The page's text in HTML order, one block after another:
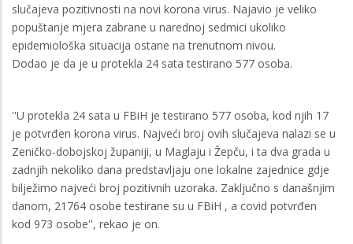
slučajeva pozitivnosti na novi korona virus. Najavio je veliko
popuštanje mjera zabrane u narednoj sedmici ukoliko
epidemiološka situacija ostane na trenutnom nivou.
Dodao je da je u protekla 24 sata testirano 577 osoba.
''U protekla 24 sata u FBiH je testirano 577 osoba, kod njih 17
je potvrđen korona virus. Najveći broj ovih slučajeva nalazi se u
Zeničko-dobojskoj županiji, u Maglaju i Žepču, i ta dva grada u
zadnjih nekoliko dana predstavljaju one lokalne zajednice gdje
bilježimo najveći broj pozitivnih uzoraka. Zaključno s današnjim
danom, 21764 osobe testirane su u FBiH , a covid potvrđen
kod 973 osobe'', rekao je on.